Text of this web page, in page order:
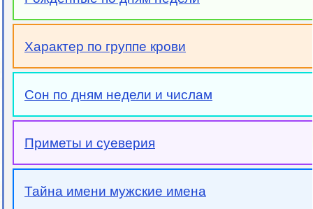
Характер по группе крови
Сон по дням недели и числам
Приметы и суеверия
Тайна имени мужские имена